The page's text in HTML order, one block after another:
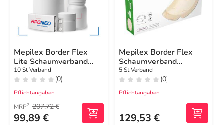
Mepilex Border Flex
Lite Schaumverband
10x10 cm
10 St Verband
(0)
Pflichtangaben
MRP2 207,72 €
99,89 €
Mepilex Border Flex
Schaumverband
haft.7,8x10 cm oval
5 St Verband
(0)
Pflichtangaben
129,53 €